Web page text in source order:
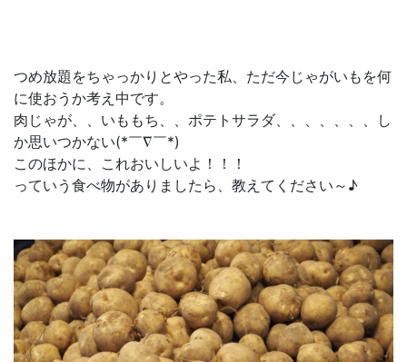
つめ放題をちゃっかりとやった私、ただ今じゃがいもを何
に使おうか考え中です。
肉じゃが、、いももち、、ポテトサラダ、、、、、、、し
か思いつかない(*￣∇￣*)
このほかに、これおいしいよ！！！
っていう食べ物がありましたら、教えてください～♪